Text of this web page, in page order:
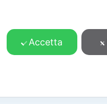
Cosa facciamo
Accetta